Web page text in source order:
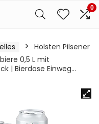
0
Holsten Pilsener
0,5 L mit
| Bierdose Einweg…